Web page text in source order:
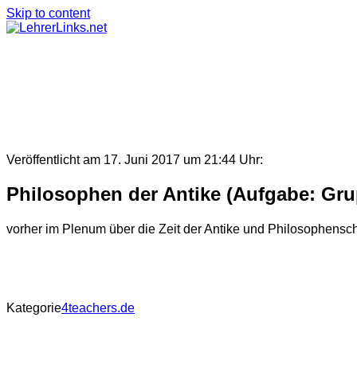
Skip to content
Veröffentlicht am 17. Juni 2017 um 21:44 Uhr:
Philosophen der Antike (Aufgabe:
vorher im Plenum über die Zeit der Antike und
Kategorie4teachers.de